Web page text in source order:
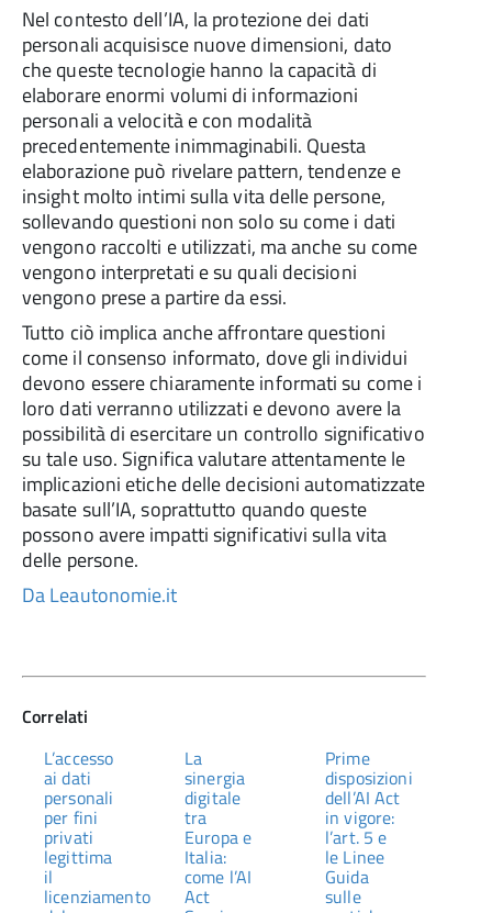
Nel contesto dell’IA, la protezione dei dati
personali acquisisce nuove dimensioni, dato
che queste tecnologie hanno la capacità di
elaborare enormi volumi di informazioni
personali a velocità e con modalità
precedentemente inimmaginabili. Questa
elaborazione può rivelare pattern, tendenze e
insight molto intimi sulla vita delle persone,
sollevando questioni non solo su come i dati
vengono raccolti e utilizzati, ma anche su come
vengono interpretati e su quali decisioni
vengono prese a partire da essi.
Tutto ciò implica anche affrontare questioni
come il consenso informato, dove gli individui
devono essere chiaramente informati su come i
loro dati verranno utilizzati e devono avere la
possibilità di esercitare un controllo significativo
su tale uso. Significa valutare attentamente le
implicazioni etiche delle decisioni automatizzate
basate sull’IA, soprattutto quando queste
possono avere impatti significativi sulla vita
delle persone.
Da Leautonomie.it
Correlati
L’accesso
ai dati
personali
per fini
privati
legittima
il
licenziamento
La
sinergia
digitale
tra
Europa e
Italia:
come l’AI
Act
Prime
disposizioni
dell’AI Act
in vigore:
l’art. 5 e
le Linee
Guida
sulle